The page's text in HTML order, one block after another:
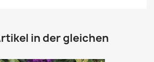
in der gleichen